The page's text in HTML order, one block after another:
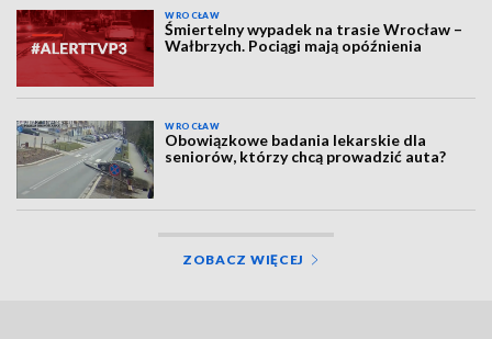
WROCŁAW
Śmiertelny wypadek na trasie Wrocław –
Wałbrzych. Pociągi mają opóźnienia
WROCŁAW
Obowiązkowe badania lekarskie dla
seniorów, którzy chcą prowadzić auta?
ZOBACZ WIĘCEJ